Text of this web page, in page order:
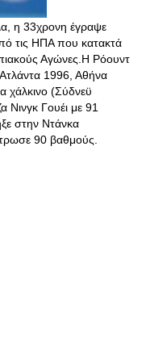
η 33χρονη έγραψε
τις ΗΠΑ που κατακτά
Αγώνες.Η Ρόουντ
1996, Αθήνα
χάλκινο (Σύδνεϋ
Νινγκ Γουέι με 91
στην Ντάνκα
90 βαθμούς.